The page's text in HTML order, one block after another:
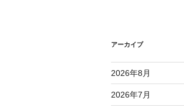
アーカイブ
2026年8月
2026年7月